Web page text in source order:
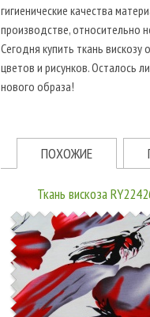
гигиенические качества
производстве, относительно
Сегодня купить ткань
цветов и рисунков. Осталось
нового образа!
ПОХОЖИЕ
Ткань вискоза